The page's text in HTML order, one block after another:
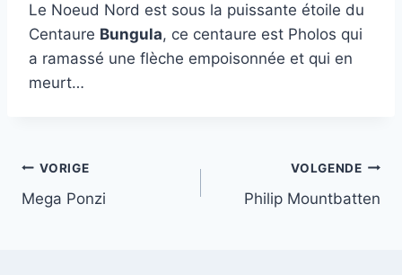
Le Noeud Nord est sous la puissante étoile du
Centaure Bungula, ce centaure est Pholos qui
a ramassé une flèche empoisonnée et qui en
meurt…
Bericht
navigatie
VORIGE
Mega Ponzi
VOLGENDE
Philip Mountbatten